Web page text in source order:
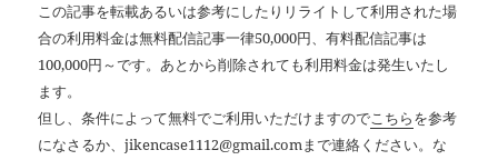
この記事を転載あるいは参考にしたりリライトして利用された場
合の利用料金は無料配信記事一律50,000円、有料配信記事は
100,000円～です。あとから削除されても利用料金は発生いたし
ます。
但し、条件によって無料でご利用いただけますのでこちらを参考
になさるか、jikencase1112@gmail.comまで連絡ください。な